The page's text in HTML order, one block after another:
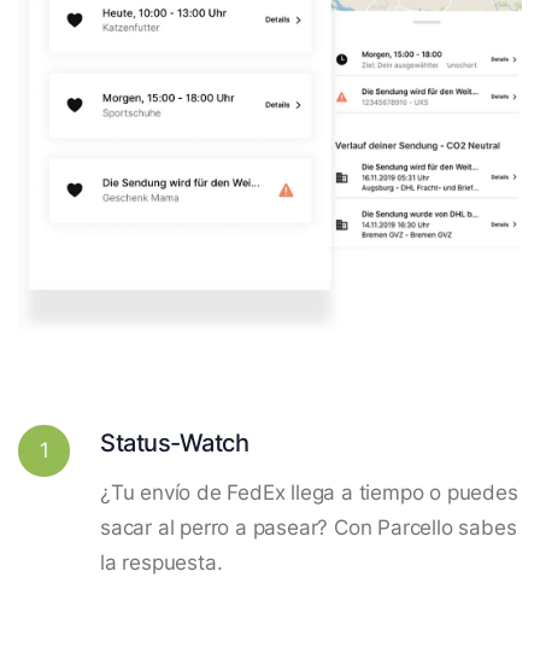
1 Status-Watch
¿Tu envío de FedEx llega a tiempo o puedes
sacar al perro a pasear? Con Parcello sabes
la respuesta.